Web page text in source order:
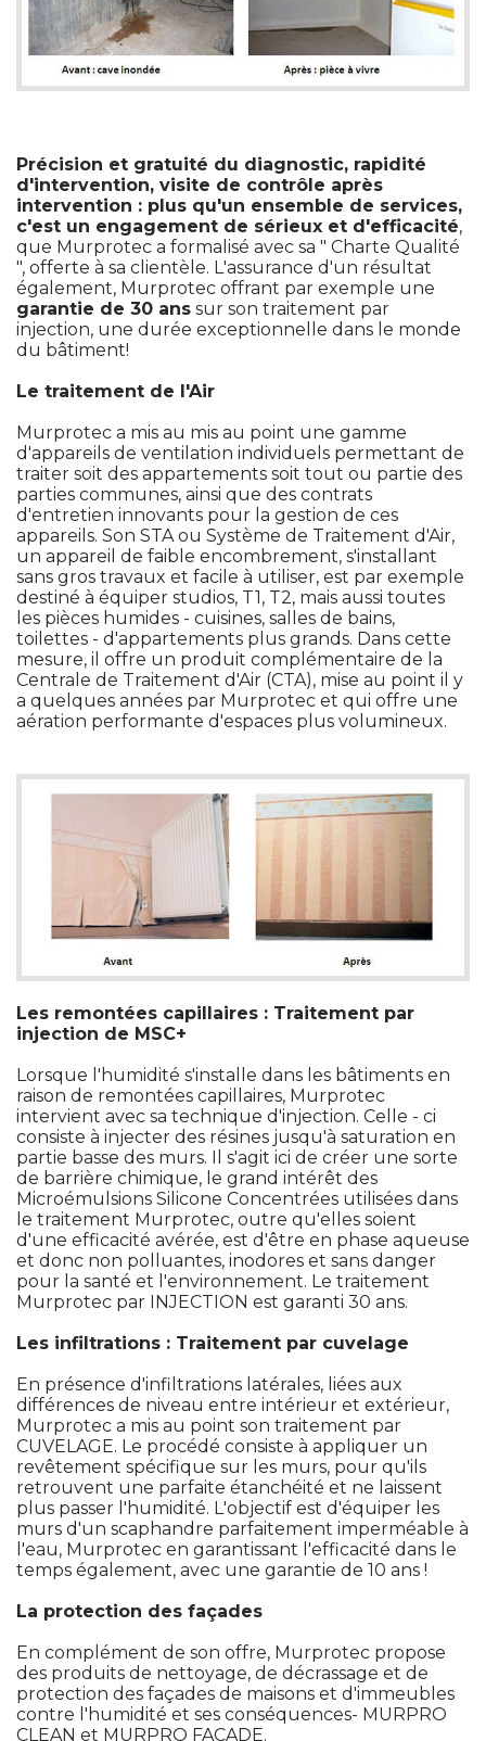
Précision et gratuité du diagnostic, rapidité
d'intervention, visite de contrôle après
intervention : plus qu'un ensemble de services,
c'est un engagement de sérieux et d'efficacité,
que Murprotec a formalisé avec sa " Charte Qualité
", offerte à sa clientèle. L'assurance d'un résultat
également, Murprotec offrant par exemple une
garantie de 30 ans sur son traitement par
injection, une durée exceptionnelle dans le monde
du bâtiment!
Le traitement de l'Air
Murprotec a mis au mis au point une gamme
d'appareils de ventilation individuels permettant de
traiter soit des appartements soit tout ou partie des
parties communes, ainsi que des contrats
d'entretien innovants pour la gestion de ces
appareils. Son STA ou Système de Traitement d'Air,
un appareil de faible encombrement, s'installant
sans gros travaux et facile à utiliser, est par exemple
destiné à équiper studios, T1, T2, mais aussi toutes
les pièces humides - cuisines, salles de bains,
toilettes - d'appartements plus grands. Dans cette
mesure, il offre un produit complémentaire de la
Centrale de Traitement d'Air (CTA), mise au point il y
a quelques années par Murprotec et qui offre une
aération performante d'espaces plus volumineux.
Les remontées capillaires : Traitement par
injection de MSC+
Lorsque l'humidité s'installe dans les bâtiments en
raison de remontées capillaires, Murprotec
intervient avec sa technique d'injection. Celle - ci
consiste à injecter des résines jusqu'à saturation en
partie basse des murs. Il s'agit ici de créer une sorte
de barrière chimique, le grand intérêt des
Microémulsions Silicone Concentrées utilisées dans
le traitement Murprotec, outre qu'elles soient
d'une efficacité avérée, est d'être en phase aqueuse
et donc non polluantes, inodores et sans danger
pour la santé et l'environnement. Le traitement
Murprotec par INJECTION est garanti 30 ans.
Les infiltrations : Traitement par cuvelage
En présence d'infiltrations latérales, liées aux
différences de niveau entre intérieur et extérieur,
Murprotec a mis au point son traitement par
CUVELAGE. Le procédé consiste à appliquer un
revêtement spécifique sur les murs, pour qu'ils
retrouvent une parfaite étanchéité et ne laissent
plus passer l'humidité. L'objectif est d'équiper les
murs d'un scaphandre parfaitement imperméable à
l'eau, Murprotec en garantissant l'efficacité dans le
temps également, avec une garantie de 10 ans !
La protection des façades
En complément de son offre, Murprotec propose
des produits de nettoyage, de décrassage et de
protection des façades de maisons et d'immeubles
contre l'humidité et ses conséquences- MURPRO
CLEAN et MURPRO FACADE.